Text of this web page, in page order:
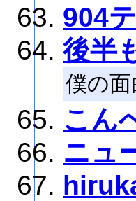
904
後半
僕の
こん
ニュ